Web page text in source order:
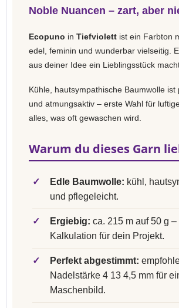
Noble Nuancen – zart, aber
Ecopuno in Tiefviolett ist ein Farbton
edel, feminin und wunderbar vielseitig.
aus deiner Idee ein Lieblingsstück
Kühle, hautsympathische Baumwolle ist
und atmungsaktiv – erste Wahl für
alles, was oft gewaschen wird.
Warum du dieses Garn
✓ Edle Baumwolle: kühl,
und pflegeleicht.
✓ Ergiebig: ca. 215 m auf 50 g
Kalkulation für dein Projekt.
✓ Perfekt abgestimmt:
Nadelstärke 4 13 4,5 mm für
Maschenbild.